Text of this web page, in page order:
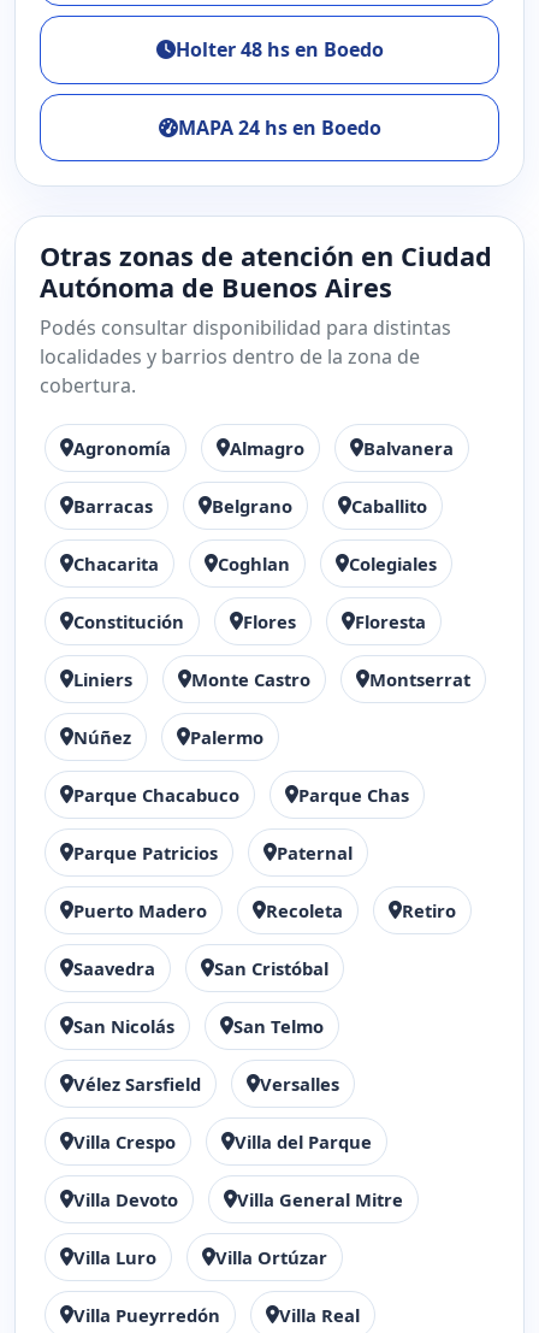
Holter 48 hs en Boedo
MAPA 24 hs en Boedo
Otras zonas de atención en Ciudad
Autónoma de Buenos Aires
Podés consultar disponibilidad para distintas
localidades y barrios dentro de la zona de
cobertura.
Agronomía Almagro Balvanera
Barracas Belgrano Caballito
Chacarita Coghlan Colegiales
Constitución Flores Floresta
Liniers Monte Castro Montserrat
Núñez Palermo
Parque Chacabuco Parque Chas
Parque Patricios Paternal
Puerto Madero Recoleta Retiro
Saavedra San Cristóbal
San Nicolás San Telmo
Vélez Sarsfield Versalles
Villa Crespo Villa del Parque
Villa Devoto Villa General Mitre
Villa Luro Villa Ortúzar
Villa Pueyrredón Villa Real